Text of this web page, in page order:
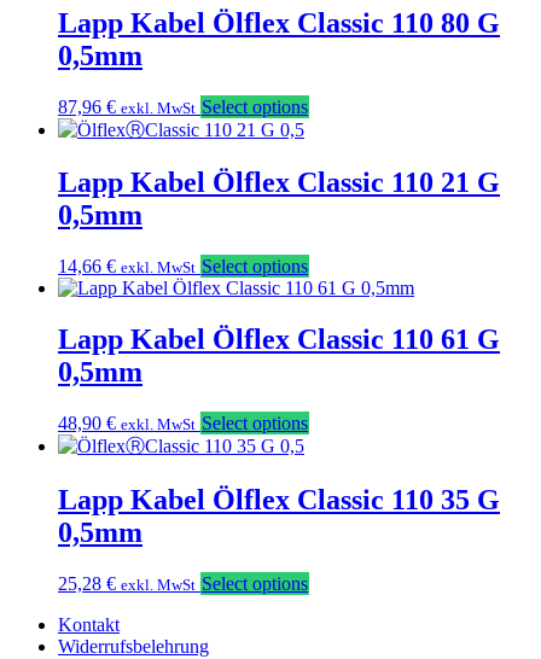
Lapp Kabel Ölflex Classic 110 80 G
0,5mm
87,96 € exkl. MwSt Select options
Lapp Kabel Ölflex Classic 110 21 G
0,5mm
14,66 € exkl. MwSt Select options
Lapp Kabel Ölflex Classic 110 61 G
0,5mm
48,90 € exkl. MwSt Select options
Lapp Kabel Ölflex Classic 110 35 G
0,5mm
25,28 € exkl. MwSt Select options
Kontakt
Widerrufsbelehrung